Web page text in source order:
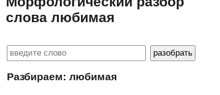
слова любимая
Разбираем: любимая